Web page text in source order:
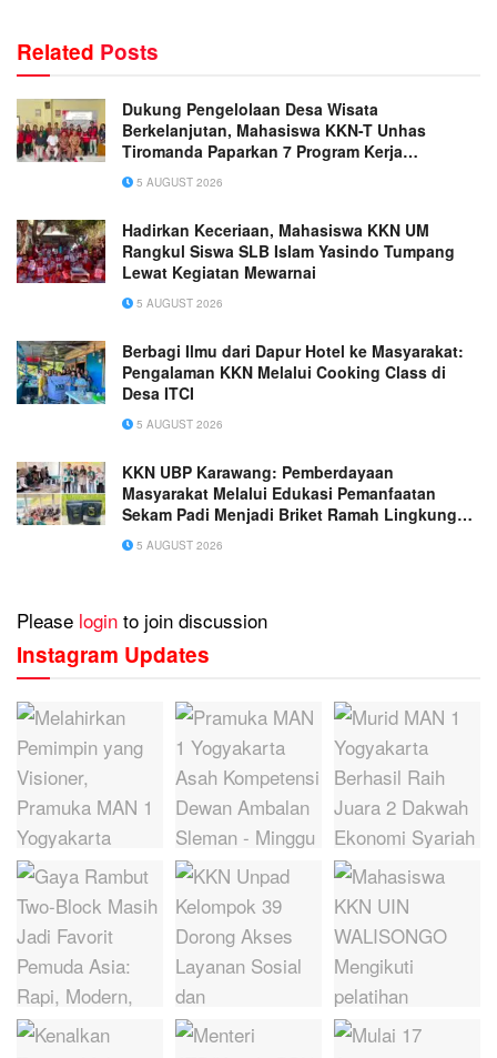
Related Posts
Dukung Pengelolaan Desa Wisata
Berkelanjutan, Mahasiswa KKN-T Unhas
Tiromanda Paparkan 7 Program Kerja
Unggulan
5 AUGUST 2026
Hadirkan Keceriaan, Mahasiswa KKN UM
Rangkul Siswa SLB Islam Yasindo Tumpang
Lewat Kegiatan Mewarnai
5 AUGUST 2026
Berbagi Ilmu dari Dapur Hotel ke Masyarakat:
Pengalaman KKN Melalui Cooking Class di
Desa ITCI
5 AUGUST 2026
KKN UBP Karawang: Pemberdayaan
Masyarakat Melalui Edukasi Pemanfaatan
Sekam Padi Menjadi Briket Ramah Lingkungan
di Desa Darmaga
5 AUGUST 2026
Please login to join discussion
Instagram Updates